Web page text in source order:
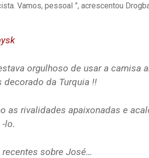
Vamos, pessoal ”, acrescentou
orgulhoso de usar a camisa
da Turquia !!
as rivalidades apaixonadas e
lo.
sobre José…